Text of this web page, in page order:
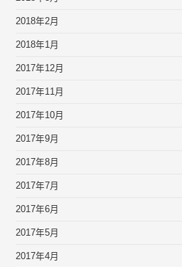
2018年2月
2018年1月
2017年12月
2017年11月
2017年10月
2017年9月
2017年8月
2017年7月
2017年6月
2017年5月
2017年4月